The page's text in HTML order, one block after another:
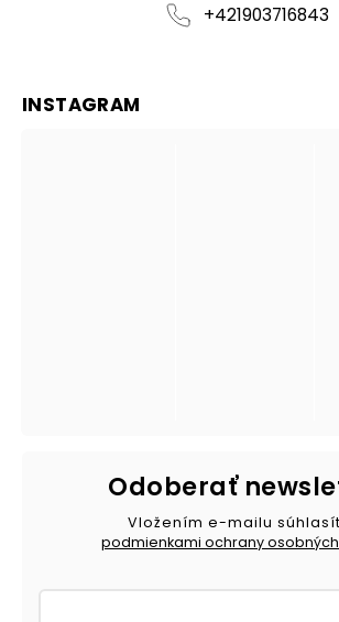
+421903716843
INSTAGRAM
Odoberať
Vložením e-mailu
podmienkami ochrany